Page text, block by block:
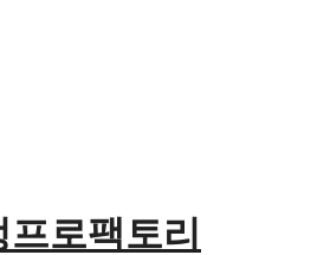
로팩토리